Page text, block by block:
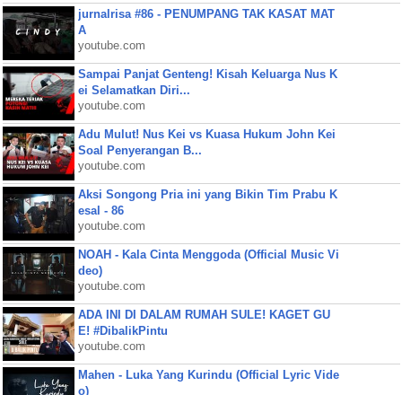
jurnalrisa #86 - PENUMPANG TAK KASAT MAT
A
youtube.com
Sampai Panjat Genteng! Kisah Keluarga Nus K
ei Selamatkan Diri...
youtube.com
Adu Mulut! Nus Kei vs Kuasa Hukum John Kei
Soal Penyerangan B...
youtube.com
Aksi Songong Pria ini yang Bikin Tim Prabu K
esal - 86
youtube.com
NOAH - Kala Cinta Menggoda (Official Music Vi
deo)
youtube.com
ADA INI DI DALAM RUMAH SULE! KAGET GU
E! #DibalikPintu
youtube.com
Mahen - Luka Yang Kurindu (Official Lyric Vide
o)